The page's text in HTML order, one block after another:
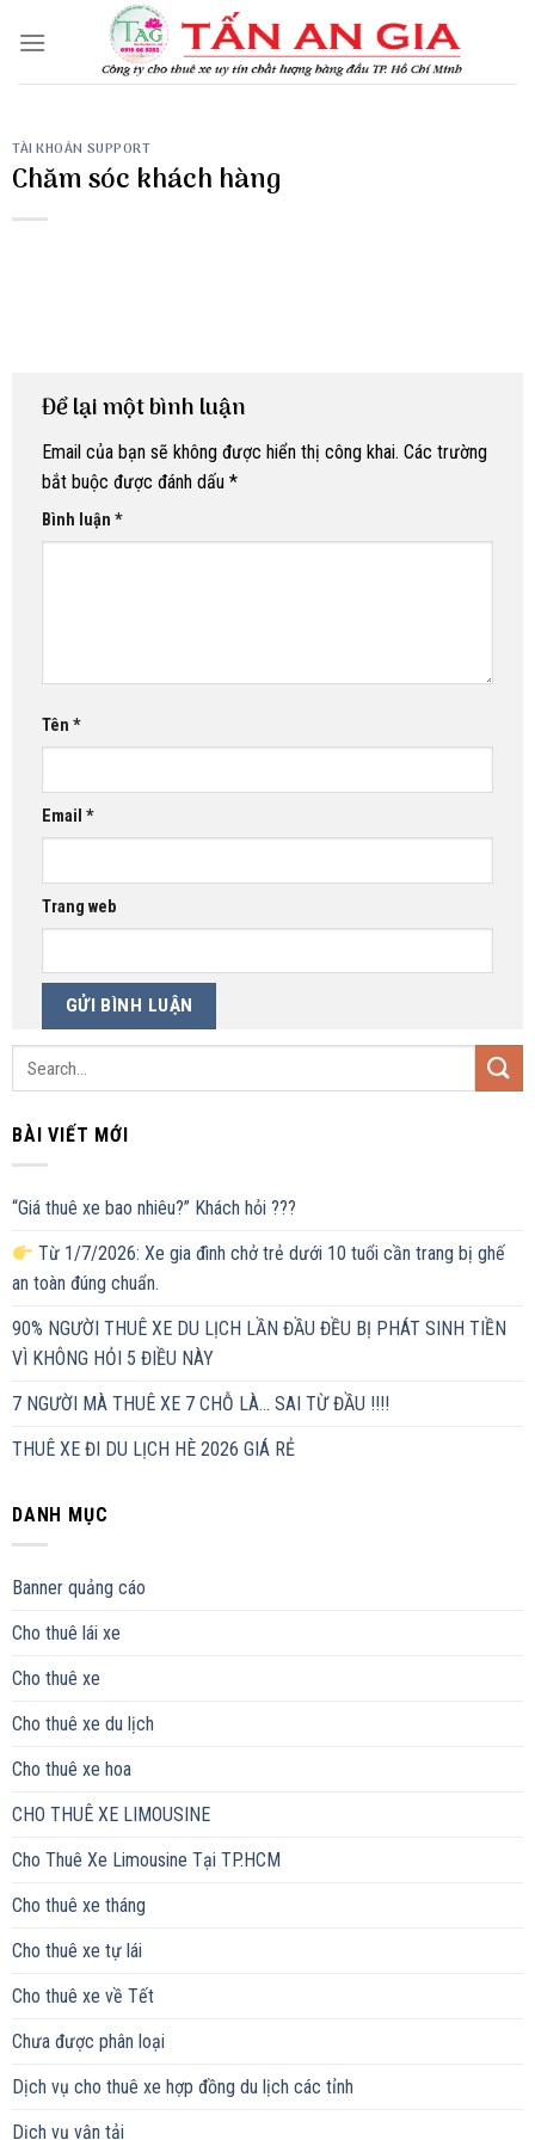
TÀI KHOẢN SUPPORT
Chăm sóc khách hàng
Để lại một bình luận
Email của bạn sẽ không được hiển thị công khai. Các trường
bắt buộc được đánh dấu *
Bình luận *
Tên *
Email *
Trang web
BÀI VIẾT MỚI
“Giá thuê xe bao nhiêu?” Khách hỏi ???
Từ 1/7/2026: Xe gia đình chở trẻ dưới 10 tuổi cần trang bị ghế
an toàn đúng chuẩn.
90% NGƯỜI THUÊ XE DU LỊCH LẦN ĐẦU ĐỀU BỊ PHÁT SINH TIỀN
VÌ KHÔNG HỎI 5 ĐIỀU NÀY
7 NGƯỜI MÀ THUÊ XE 7 CHỖ LÀ… SAI TỪ ĐẦU !!!!
THUÊ XE ĐI DU LỊCH HÈ 2026 GIÁ RẺ
DANH MỤC
Banner quảng cáo
Cho thuê lái xe
Cho thuê xe
Cho thuê xe du lịch
Cho thuê xe hoa
CHO THUÊ XE LIMOUSINE
Cho Thuê Xe Limousine Tại TP.HCM
Cho thuê xe tháng
Cho thuê xe tự lái
Cho thuê xe về Tết
Chưa được phân loại
Dịch vụ cho thuê xe hợp đồng du lịch các tỉnh
Dịch vụ vận tải